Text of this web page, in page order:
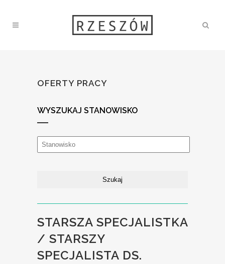
OFERTY PRACY
WYSZUKAJ STANOWISKO
STARSZA SPECJALISTKA
/ STARSZY
SPECJALISTA DS.